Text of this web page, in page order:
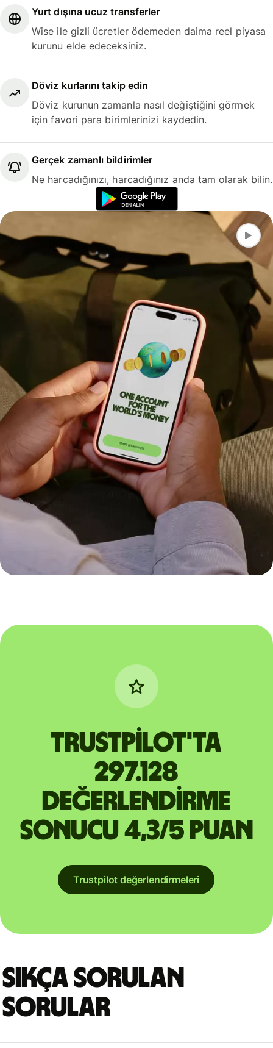
Yurt dışına ucuz transferler
Wise ile gizli ücretler ödemeden daima reel piyasa
kurunu elde edeceksiniz.
Döviz kurlarını takip edin
Döviz kurunun zamanla nasıl değiştiğini görmek
için favori para birimlerinizi kaydedin.
Gerçek zamanlı bildirimler
Ne harcadığınızı, harcadığınız anda tam olarak bilin.
Trustpilot'ta
297.128
değerlendirme
sonucu 4,3/5 puan
Trustpilot değerlendirmeleri
Sıkça sorulan
sorular